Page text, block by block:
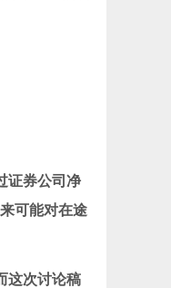
证券公司净
可能对在途
这次讨论稿